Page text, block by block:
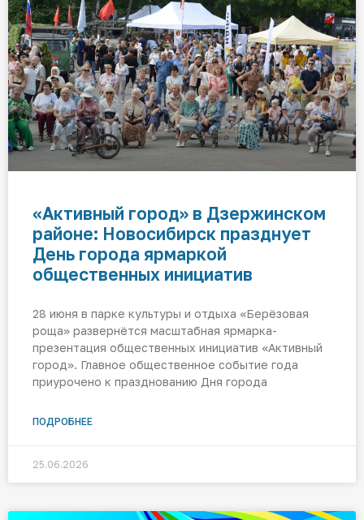
«Активный город» в Дзержинском
районе: Новосибирск празднует
День города ярмаркой
общественных инициатив
28 июня в парке культуры и отдыха «Берёзовая
роща» развернётся масштабная ярмарка-
презентация общественных инициатив «Активный
город». Главное общественное событие года
приурочено к празднованию Дня города
ПОДРОБНЕЕ
25.06.2026